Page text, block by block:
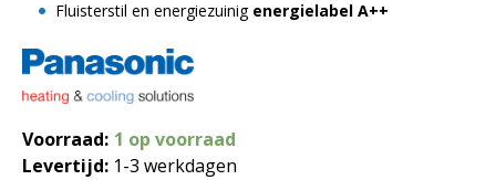
Fluisterstil en energiezuinig energielabel A++
Voorraad: 1 op voorraad
Levertijd: 1-3 werkdagen